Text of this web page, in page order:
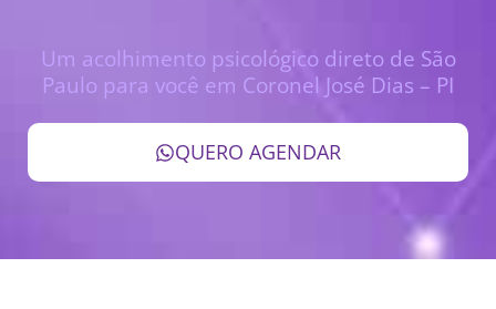
Um acolhimento psicológico direto de São
Paulo para você em Coronel José Dias – PI
QUERO AGENDAR